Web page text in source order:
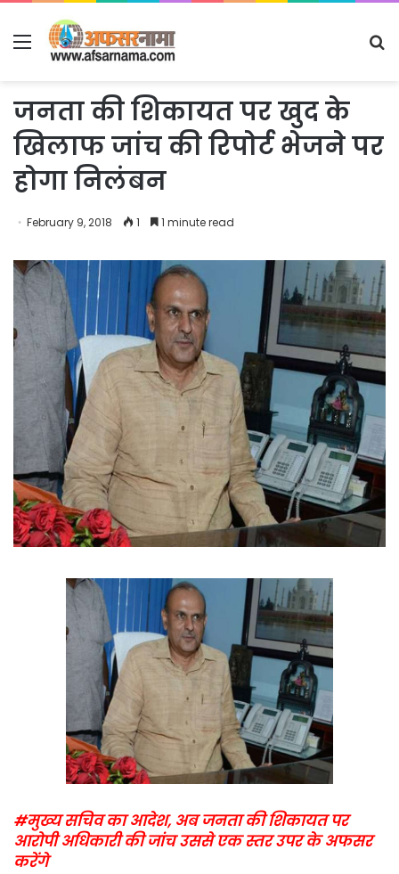
Menu
जनता की शिकायत पर खुद के
खिलाफ जांच की रिपोर्ट भेजने पर
होगा निलंबन
February 9, 2018 1 1 minute read
#मुख्य सचिव का आदेश, अब जनता की शिकायत पर
आरोपी अधिकारी की जांच उससे एक स्तर उपर के अफसर
करेंगे